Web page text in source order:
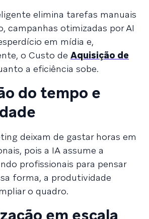
elimina tarefas manuais
campanhas otimizadas por AI
em mídia e,
o Custo de Aquisição de
a eficiência sobe.
do tempo e
deixam de gastar horas em
pois a IA assume a
profissionais para pensar
forma, a produtividade
o quadro.